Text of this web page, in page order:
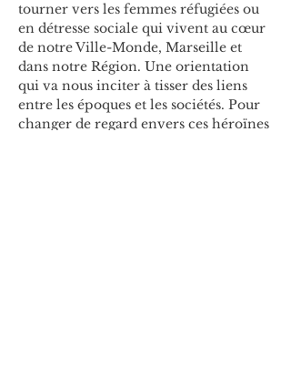
tourner vers les femmes réfugiées ou
en détresse sociale qui vivent au cœur
de notre Ville-Monde, Marseille et
dans notre Région. Une orientation
qui va nous inciter à tisser des liens
entre les époques et les sociétés. Pour
changer de regard envers ces héroïnes